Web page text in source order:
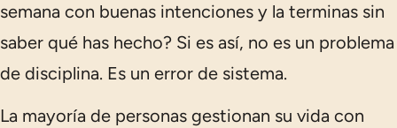
semana con buenas intenciones y la terminas sin
saber qué has hecho? Si es así, no es un problema
de disciplina. Es un error de sistema.
La mayoría de personas gestionan su vida con